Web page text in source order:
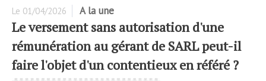
Le 01/04/2026 A la une
Le versement sans autorisation d'une
rémunération au gérant de SARL peut-il
faire l'objet d'un contentieux en référé ?